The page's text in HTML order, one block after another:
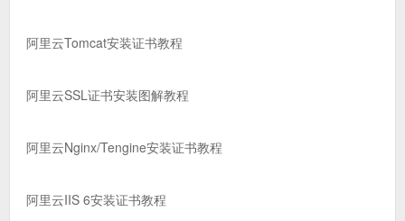
阿里云Tomcat安装证书教程
阿里云SSL证书安装图解教程
阿里云Nginx/Tengine安装证书教程
阿里云IIS 6安装证书教程